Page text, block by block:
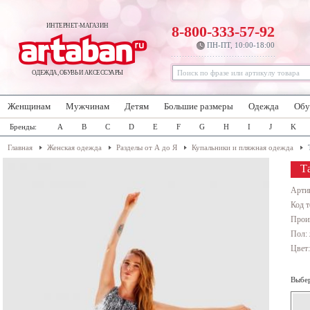
ИНТЕРНЕТ-МАГАЗИН
ОДЕЖДА, ОБУВЬ И АКСЕССУАРЫ
8-800-333-57-92
ПН-ПТ, 10:00-18:00
Женщинам Мужчинам Детям Большие размеры Одежда
Бренды: A B C D E F G H I J K
Главная Женская одежда Разделы от А до Я Купальники и пляжная одежда
Код
Пол: